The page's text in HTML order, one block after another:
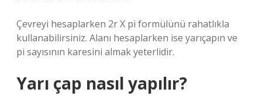
Çevreyi hesaplarken 2r X pi formülünü rahatlıkla
kullanabilirsiniz. Alanı hesaplarken ise yarıçapın ve
pi sayısının karesini almak yeterlidir.
Yarı çap nasıl yapılır?